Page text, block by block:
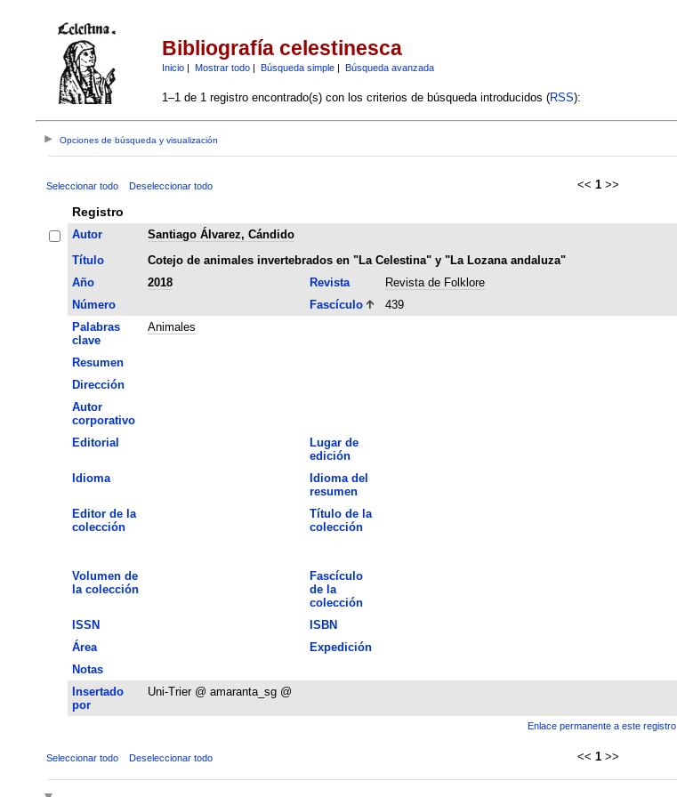
Bibliografía celestinesca
Inicio| Mostrar todo| Búsqueda simple| Búsqueda avanzada
1–1 de 1 registro encontrado(s) con los criterios de búsqueda introducidos (RSS):
Opciones de búsqueda y visualización
Seleccionar todo Deseleccionar todo << 1 >>
Registro
Autor
Santiago Álvarez, Cándido
Título
Cotejo de animales invertebrados en "La Celestina" y "La Lozana andaluza"
Año
2018 Revista Revista de Folklore
Número
Fascículo 439
Palabras
clave
Animales
Resumen
Dirección
Autor
corporativo
Editorial
Lugar de
edición
Idioma
Idioma del
resumen
Editor de la
colección
Título de la
colección
Volumen de
la colección
Fascículo
de la
colección
ISSN ISBN
Área
Expedición
Notas
Insertado
por
Uni-Trier @ amaranta_sg @
Enlace permanente a este registro
Seleccionar todo Deseleccionar todo << 1 >>